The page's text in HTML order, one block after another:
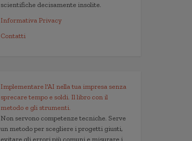
scientifiche decisamente insolite.
Informativa Privacy
Contatti
Implementare l'AI nella tua impresa senza
sprecare tempo e soldi. Il libro con il
metodo e gli strumenti.
Non servono competenze tecniche. Serve
un metodo per scegliere i progetti giusti,
evitare gli errori più comuni e misurare i